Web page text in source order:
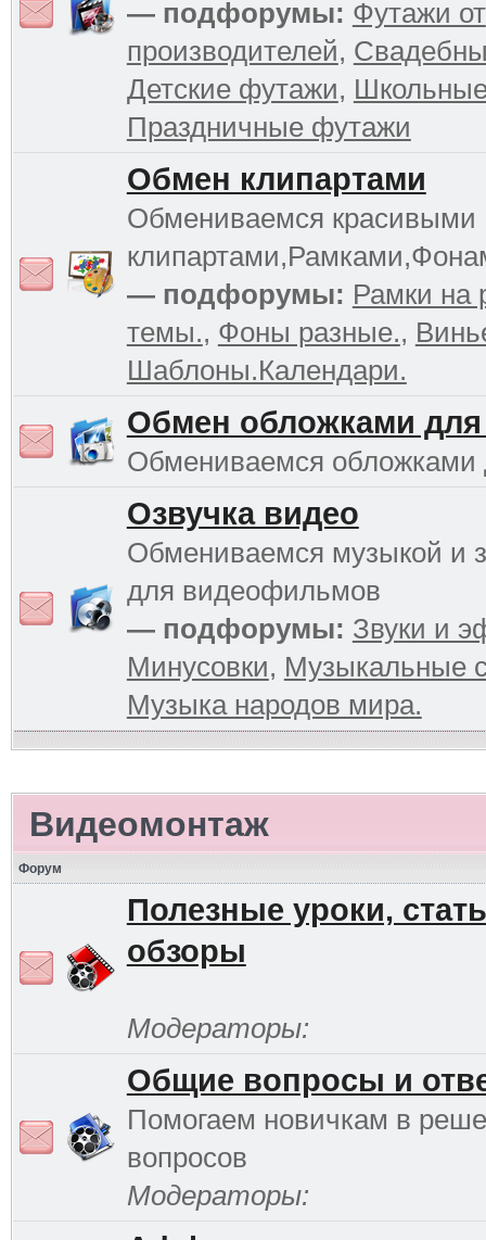
— подфорумы: Футажи от
производителей,
Детские футажи,
Праздничные футажи
Обмен клипартами
Обмениваемся красивыми
— подфорумы: Рамки на
темы., Фоны разные.,
Шаблоны.Календари.
Обмен обложками для
Обмениваемся обложками
Озвучка видео
Обмениваемся музыкой и
для видеофильмов
— подфорумы: Звуки и
Минусовки, Музыкальные
Музыка народов мира.
Видеомонтаж
Форум
Полезные уроки,
обзоры
Модераторы:
Общие вопросы и
Помогаем новичкам в
вопросов
Модераторы: